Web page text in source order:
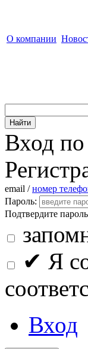
О компании
Вход по
email /номер
Пароль:
Подтвердите
✔ Я
Вход